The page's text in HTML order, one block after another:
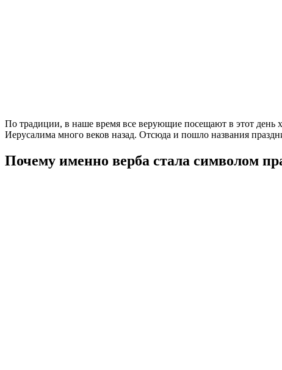
По традиции, в наше время все верующие посещают в этот день
Иерусалима много веков назад. Отсюда и пошло названия
Почему именно верба стала символом